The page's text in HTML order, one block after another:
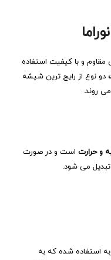
و با کیفیت استفاده
دو نوع از رایج ‌ترین شیشه
‌روند.
و حرارت است و در صورت
می ‌شود.
استفاده شده که به